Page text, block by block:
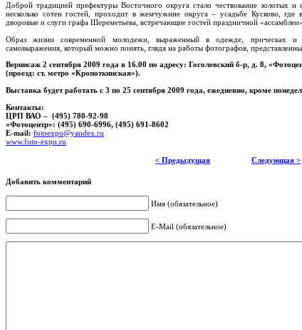
Доброй традицией префектуры Восточного округа стало чествование золотых
несколько сотен гостей, проходит в жемчужине округа – усадьбе Кусково, где
дворовые и слуги графа Шереметьева, встречающие гостей праздничной
Образ жизни современной молодежи, выраженный в одежде, прическах
самовыражения, который можно понять, глядя на работы фотографов,
Вернисаж 2 сентября 2009 года в 16.00 по адресу: Гоголевский б-р, д. 8,
(проезд: ст. метро «Кропоткинская»).
Выставка будет работать с 3 по 25 сентября 2009 года, ежедневно, кроме
Контакты:
ЦРП ВАО – (495) 780-92-98
«Фотоцентр»: (495) 690-6996, (495) 691-8602
E-mail: fotoexpo@yandex.ru
www.foto-expo.ru
< Предыдущая Следующая >
Добавить комментарий
Имя (обязательное)
E-Mail (обязательное)